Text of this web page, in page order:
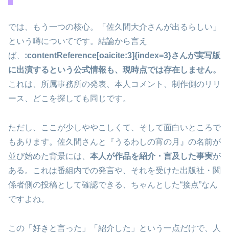
では、もう一つの核心。「佐久間大介さんが出るらしい」
という噂についてです。結論から言え
ば、 :contentReference[oaicite:3]{index=3}さんが実写版
に出演するという公式情報も、現時点では存在しません。
これは、所属事務所の発表、本人コメント、制作側のリリ
ース、どこを探しても同じです。
ただし、ここが少しややこしくて、そして面白いところで
もあります。佐久間さんと『うるわしの宵の月』の名前が
並び始めた背景には、 本人が作品を紹介・言及した事実が
ある。これは番組内での発言や、それを受けた出版社・関
係者側の投稿として確認できる、ちゃんとした“接点”なん
ですよね。
この「好きと言った」「紹介した」という一点だけで、人